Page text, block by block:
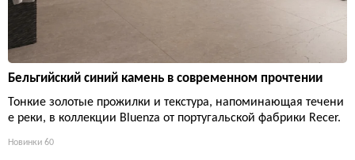
Бельгийский синий камень в современном прочтении
Тонкие золотые прожилки и текстура, напоминающая течени
е реки, в коллекции Bluenza от португальской фабрики Recer.
Новинки 60